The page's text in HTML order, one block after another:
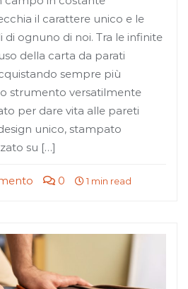
il carattere unico e le
di ognuno di noi. Tra le infinite
della carta da parati
sempre più
strumento versatilmente
per dare vita alle pareti
unico, stampato
su […]
0 1 min read